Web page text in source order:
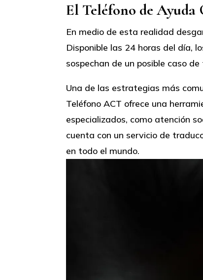
El Teléfono de Ayuda
En medio de esta realidad
Disponible las 24 horas del día,
sospechan de un posible caso
Una de las estrategias más
Teléfono ACT ofrece una
especializados, como atención
cuenta con un servicio de
en todo el mundo.